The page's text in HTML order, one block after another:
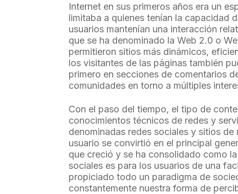
Internet en sus primeros años era un
limitaba a quienes tenían la capacidad
usuarios mantenían una interacción
que se ha denominado la Web 2.0 o
permitieron sitios más dinámicos,
los visitantes de las páginas también
primero en secciones de comentarios
comunidades en torno a múltiples
Con el paso del tiempo, el tipo de
conocimientos técnicos de redes y
denominadas redes sociales y sitios
usuario se convirtió en el principal
que creció y se ha consolidado como
sociales es para los usuarios de una
propiciado todo un paradigma de
constantemente nuestra forma de